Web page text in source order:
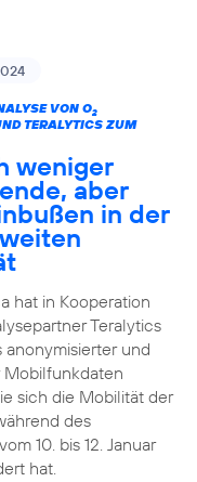
VON O2
TERALYTICS ZUM
weniger
aber
in der
hat in Kooperation
Teralytics
anonymisierter und
Mobilfunkdaten
sich die Mobilität der
des
10. bis 12. Januar
hat.